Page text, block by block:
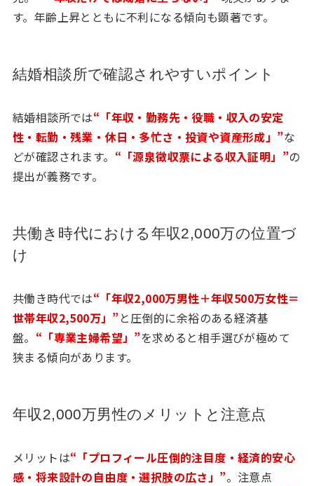
す。年齢上昇とともに不利になる傾向も顕著です。
結婚相談所で確認されやすいポイント
結婚相談所では“「年収・勤務先・役職・収入の安定
性・転勤・残業・休日・多忙さ・投資や資産形成」”な
どが確認されます。 “「源泉徴収票による収入証明」”の
提出が義務です。
共働き時代における年収2,000万の位置づ
け
共働き時代では“「年収2,000万男性＋年収500万女性＝
世帯年収2,500万」”と圧倒的に余裕のある経済基
盤。 “「専業主婦希望」”を求めると相手選びが極めて
狭まる傾向があります。
年収2,000万男性のメリットと注意点
メリットは“「プロフィール圧倒的注目度・経済的安心
感・将来設計の自由度・選択肢の広さ」”。注意点